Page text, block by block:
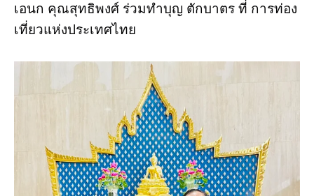
เอนก คุณสุทธิพงศ์ ร่วมทำบุญ ตักบาตร ที่ การท่อง
เที่ยวแห่งประเทศไทย